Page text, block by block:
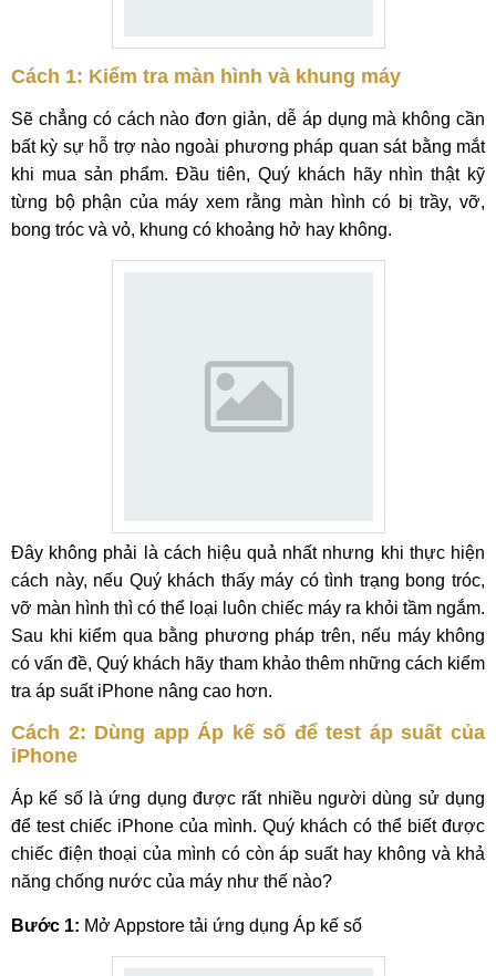
Cách 1: Kiểm tra màn hình và khung máy
Sẽ chẳng có cách nào đơn giản, dễ áp dụng mà không cần
bất kỳ sự hỗ trợ nào ngoài phương pháp quan sát bằng mắt
khi mua sản phẩm. Đầu tiên, Quý khách hãy nhìn thật kỹ
từng bộ phận của máy xem rằng màn hình có bị trầy, vỡ,
bong tróc và vỏ, khung có khoảng hở hay không.
Đây không phải là cách hiệu quả nhất nhưng khi thực hiện
cách này, nếu Quý khách thấy máy có tình trạng bong tróc,
vỡ màn hình thì có thể loại luôn chiếc máy ra khỏi tầm ngắm.
Sau khi kiểm qua bằng phương pháp trên, nếu máy không
có vấn đề, Quý khách hãy tham khảo thêm những cách kiểm
tra áp suất iPhone nâng cao hơn.
Cách 2: Dùng app Áp kế số để test áp suất của
iPhone
Áp kế số là ứng dụng được rất nhiều người dùng sử dụng
để test chiếc iPhone của mình. Quý khách có thể biết được
chiếc điện thoại của mình có còn áp suất hay không và khả
năng chống nước của máy như thế nào?
Bước 1: Mở Appstore tải ứng dụng Áp kế số